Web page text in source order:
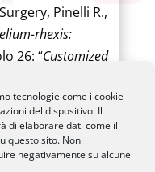
tecnologie come i cookie
del dispositivo. Il
di elaborare dati come il
questo sito. Non
negativamente su alcune
Pinelli R.,
rhexis:
26: “Customized
Medical